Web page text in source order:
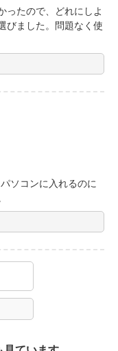
たので、どれにしよ
びました。問題なく使
ソコンに入れるのに